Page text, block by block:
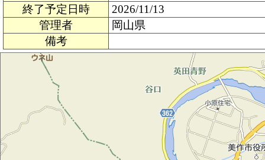
終了予定日時
2026/11/13
管理者
岡山県
備考